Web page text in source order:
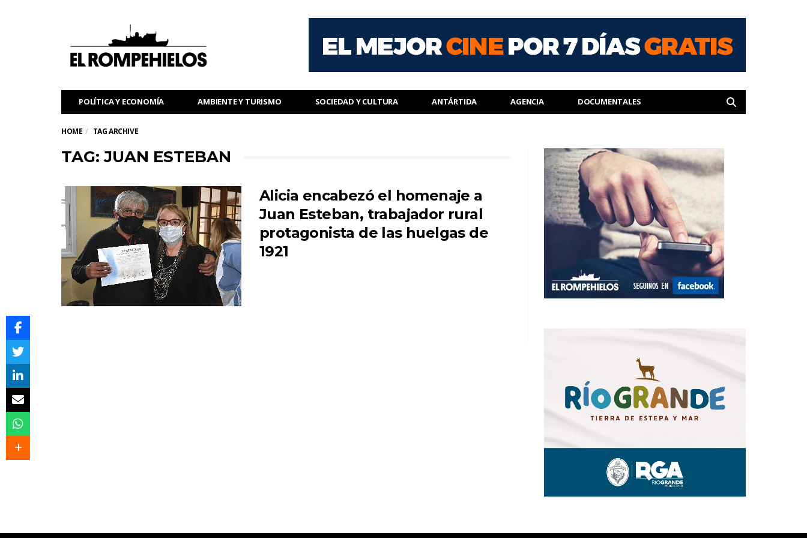
POLÍTICA Y ECONOMÍA AMBIENTE Y TURISMO SOCIEDAD Y CULTURA ANTÁRTIDA AGENCIA DOCUMENTALES
HOME TAG ARCHIVE
TAG: JUAN ESTEBAN
Alicia encabezó el homenaje a
Juan Esteban, trabajador rural
protagonista de las huelgas de
1921